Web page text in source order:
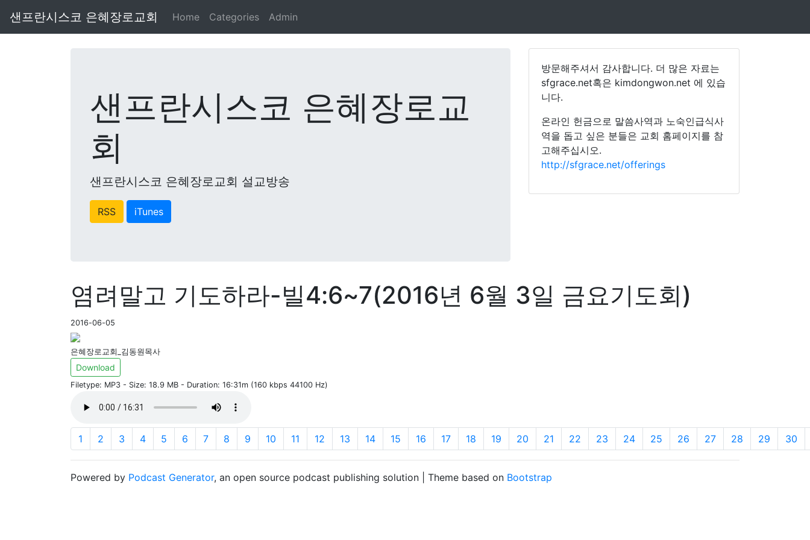
샌프란시스코 은혜장로교회 Home Categories Admin
샌프란시스코 은혜장로교
회
샌프란시스코 은혜장로교회 설교방송
RSS iTunes
방문해주셔서 감사합니다. 더 많은 자료는
sfgrace.net혹은 kimdongwon.net 에 있습
니다.
온라인 헌금으로 말씀사역과 노숙인급식사
역을 돕고 싶은 분들은 교회 홈페이지를 참
고해주십시오.
http://sfgrace.net/offerings
염려말고 기도하라-빌4:6~7(2016년 6월 3일 금요기도회)
2016-06-05
은혜장로교회_김동원목사
Download
Filetype: MP3 - Size: 18.9 MB - Duration: 16:31m (160 kbps 44100 Hz)
1 2 3 4 5 6 7 8 9 10 11 12 13 14 15 16 17 18 19 20 21 22 23 24 25 26 27 28 29 30
Powered by Podcast Generator, an open source podcast publishing solution | Theme based on Bootstrap